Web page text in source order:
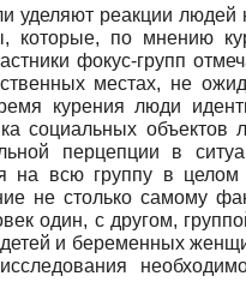
уделяют реакции
которые, по мнению
фокус-групп
местах, не
курения люди
социальных
перцепции в
на всю группу в
не столько самому
один, с другом,
и беременных